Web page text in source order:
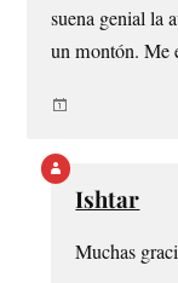
suena genial la
un montón. Me
Ishtar
Muchas